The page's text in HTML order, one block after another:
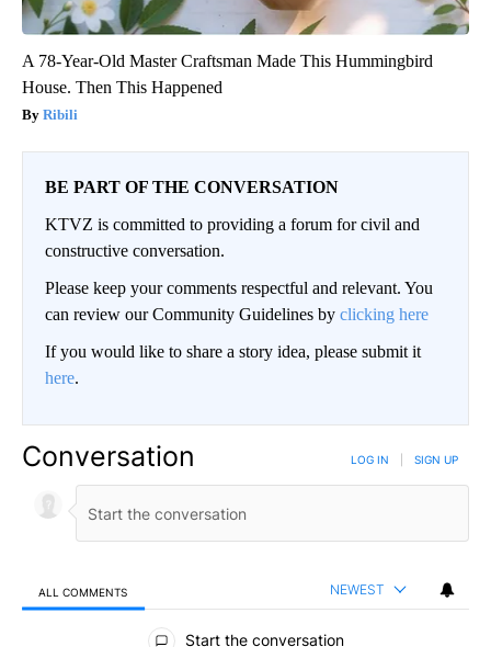
A 78-Year-Old Master Craftsman Made This Hummingbird
House. Then This Happened
Ribili
BE PART OF THE CONVERSATION
KTVZ is committed to providing a forum for civil and
constructive conversation.
Please keep your comments respectful and relevant. You
can review our Community Guidelines by clicking here
If you would like to share a story idea, please submit it
here.
Conversation LOG IN SIGN UP
ALL COMMENTS NEWEST
All Comments
Start the conversation